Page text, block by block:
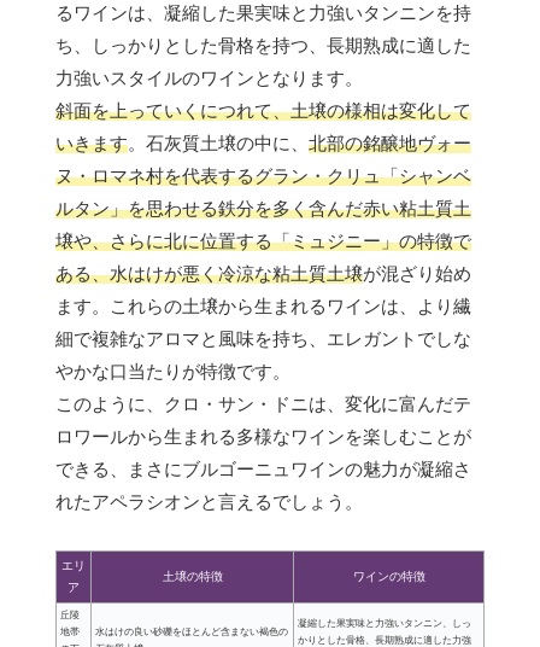
るワインは、凝縮した果実味と力強いタンニンを持
ち、しっかりとした骨格を持つ、長期熟成に適した
力強いスタイルのワインとなります。
斜面を上っていくにつれて、土壌の様相は変化して
いきます。石灰質土壌の中に、 北部の銘醸地ヴォー
ヌ・ロマネ村を代表するグラン・クリュ「シャンベ
ルタン」を思わせる鉄分を多く含んだ赤い粘土質土
壌や、さらに北に位置する「ミュジニー」の特徴で
ある、水はけが悪く冷涼な粘土質土壌が混ざり始め
ます。これらの土壌から生まれるワインは、より繊
細で複雑なアロマと風味を持ち、エレガントでしな
やかな口当たりが特徴です。
このように、クロ・サン・ドニは、変化に富んだテ
ロワールから生まれる多様なワインを楽しむことが
できる、まさにブルゴーニュワインの魅力が凝縮さ
れたアペラシオンと言えるでしょう。
エリ
ア
土壌の特徴 ワインの特徴
丘陵
地帯
水はけの良い砂礫をほとんど含まない褐色の
凝縮した果実味と力強いタンニン、しっ
かりとした骨格、長期熟成に適した力強